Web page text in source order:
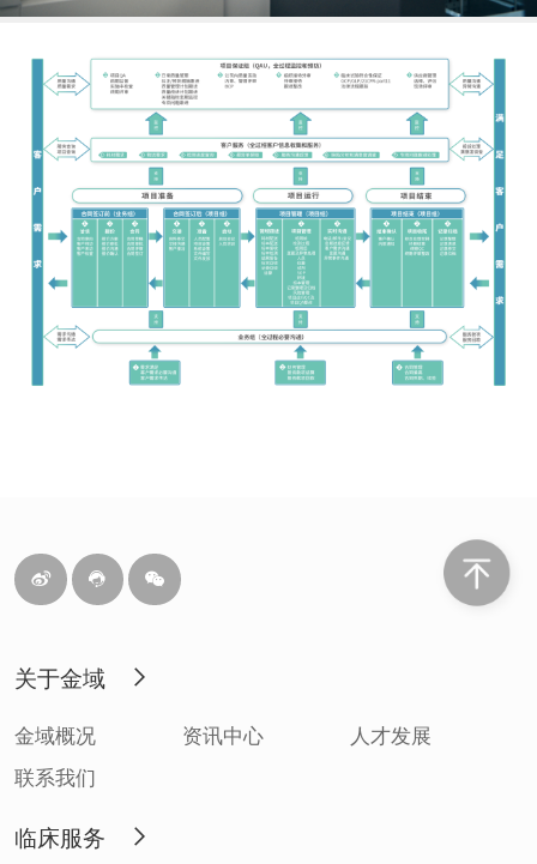
关于金域
金域概况 资讯中心
人才发展
联系我们
临床服务